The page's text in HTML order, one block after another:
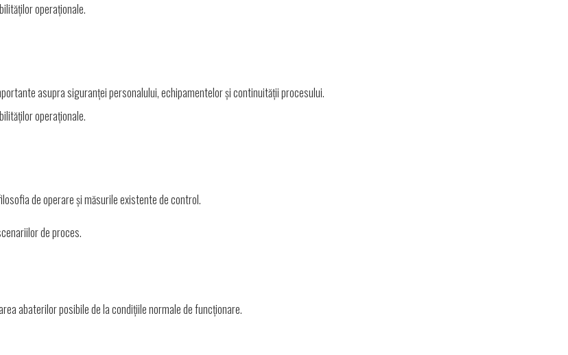
operaționale.
asupra siguranței personalului, echipamentelor și continuității procesului.
operaționale.
de operare și măsurile existente de control.
de proces.
abaterilor posibile de la condițiile normale de funcționare.